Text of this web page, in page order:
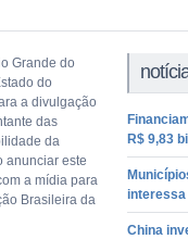
R$ 9,83
interessa
China
Grande do
do
a divulgação
das
da
anunciar este
a mídia para
Brasileira da